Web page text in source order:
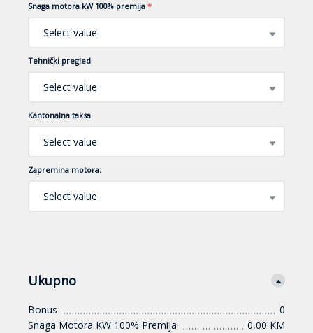
Snaga motora kW 100% premija *
Select value
Tehnički pregled
Select value
Kantonalna taksa
Select value
Zapremina motora:
Select value
Ukupno
Bonus
0
Snaga Motora KW 100% Premija
0,00 KM